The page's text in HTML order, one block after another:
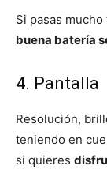
Si pasas
buena batería
4. Pantalla
Resolución,
teniendo en
si quieres